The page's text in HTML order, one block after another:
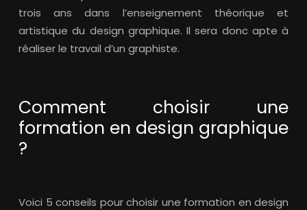
trois ans dans l’enseignement théorique et
artistique du design graphique. Il sera donc apte à
réaliser le travail d’un graphiste.
Comment choisir une
formation en design graphique
?
Voici 5 conseils pour choisir une formation en design